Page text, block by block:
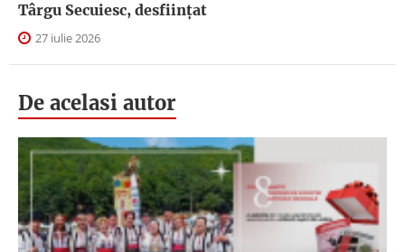
Târgu Secuiesc, desfiinţat
27 iulie 2026
De acelasi autor